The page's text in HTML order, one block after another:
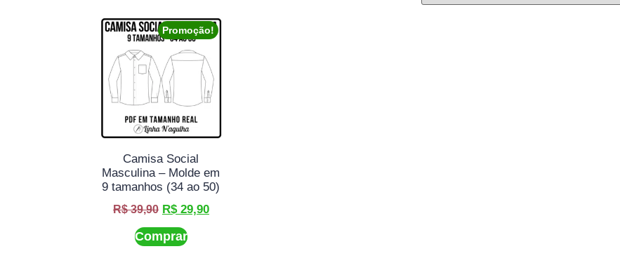
Promoção!
Camisa Social
Masculina – Molde em
9 tamanhos (34 ao 50)
R$39,90 R$29,90
Comprar